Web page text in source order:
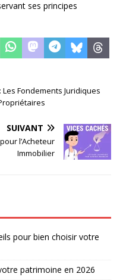
ses principes
Fondements Juridiques
SUIVANT
l’Acheteur
Immobilier
pour bien choisir votre
patrimoine en 2026